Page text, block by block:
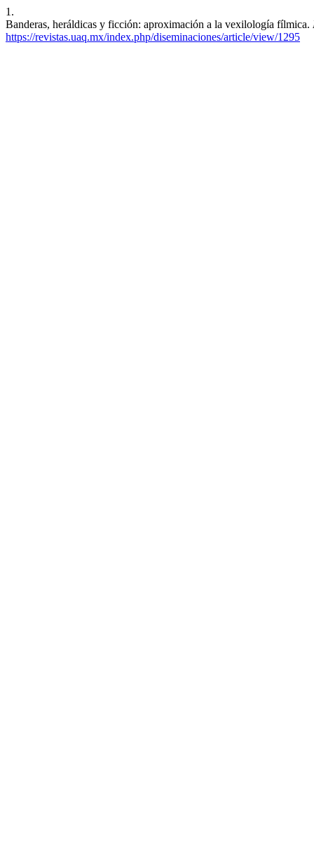
1.
Banderas, heráldicas y ficción: aproximación a la vexilología fílmica.
https://revistas.uaq.mx/index.php/diseminaciones/article/view/1295